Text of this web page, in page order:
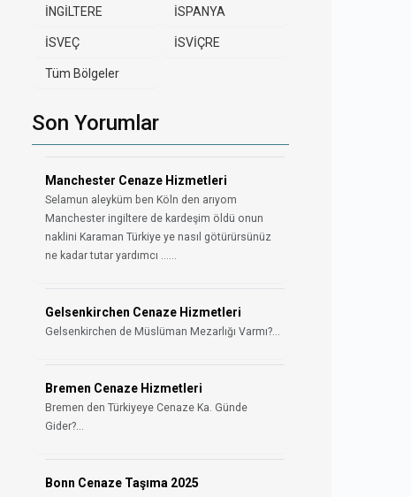
İNGİLTERE İSPANYA
İSVEÇ İSVİÇRE
Tüm Bölgeler
Son Yorumlar
Manchester Cenaze Hizmetleri
Selamun aleyküm ben Köln den arıyom
Manchester ingiltere de kardeşim öldü onun
naklini Karaman Türkiye ye nasıl götürürsünüz
ne kadar tutar yardımcı ......
Gelsenkirchen Cenaze Hizmetleri
Gelsenkirchen de Müslüman Mezarlığı Varmı?...
Bremen Cenaze Hizmetleri
Bremen den Türkiyeye Cenaze Ka. Günde
Gider?...
Bonn Cenaze Taşıma 2025